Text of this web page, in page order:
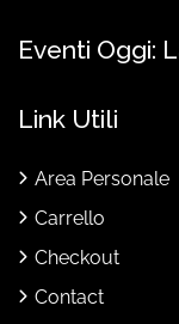
Eventi Oggi:
Link Utili
Area Personale
Carrello
Checkout
Contact